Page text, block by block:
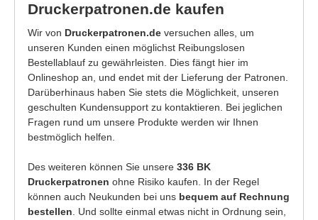
Druckerpatronen.de kaufen
Wir von Druckerpatronen.de versuchen alles, um
unseren Kunden einen möglichst Reibungslosen
Bestellablauf zu gewährleisten. Dies fängt hier im
Onlineshop an, und endet mit der Lieferung der Patronen.
Darüberhinaus haben Sie stets die Möglichkeit, unseren
geschulten Kundensupport zu kontaktieren. Bei jeglichen
Fragen rund um unsere Produkte werden wir Ihnen
bestmöglich helfen.
Des weiteren können Sie unsere 336 BK
Druckerpatronen ohne Risiko kaufen. In der Regel
können auch Neukunden bei uns bequem auf Rechnung
bestellen. Und sollte einmal etwas nicht in Ordnung sein,